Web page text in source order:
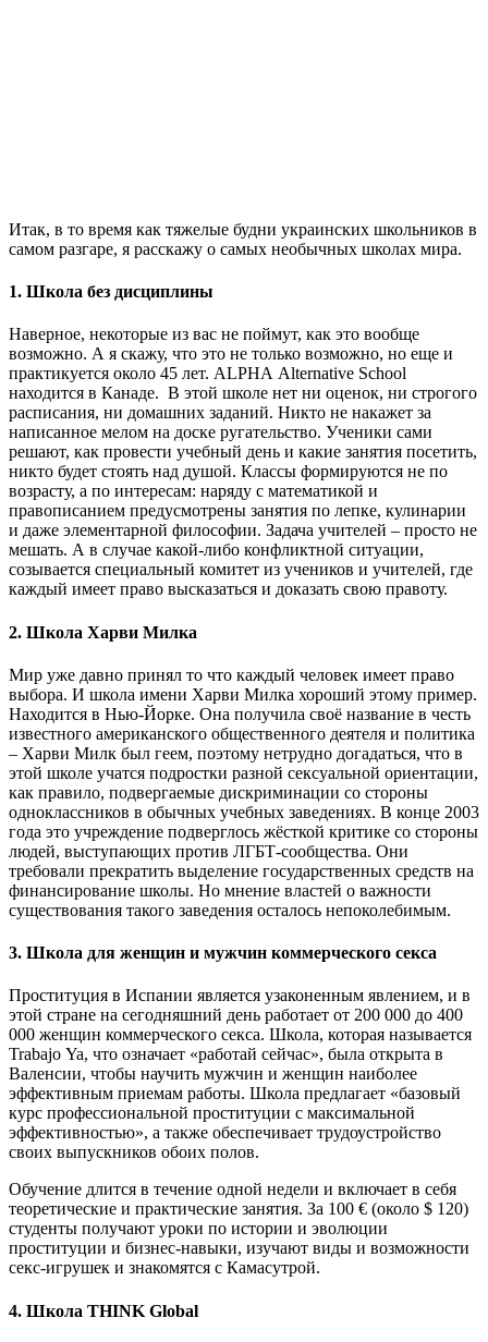
Итак, в то время как тяжелые будни украинских школьников в
самом разгаре, я расскажу о самых необычных школах мира.
1. Школа без дисциплины
Наверное, некоторые из вас не поймут, как это вообще
возможно. А я скажу, что это не только возможно, но еще и
практикуется около 45 лет. ALPHA Alternative School
находится в Канаде. В этой школе нет ни оценок, ни строгого
расписания, ни домашних заданий. Никто не накажет за
написанное мелом на доске ругательство. Ученики сами
решают, как провести учебный день и какие занятия посетить,
никто будет стоять над душой. Классы формируются не по
возрасту, а по интересам: наряду с математикой и
правописанием предусмотрены занятия по лепке, кулинарии
и даже элементарной философии. Задача учителей – просто не
мешать. А в случае какой-либо конфликтной ситуации,
созывается специальный комитет из учеников и учителей, где
каждый имеет право высказаться и доказать свою правоту.
2. Школа Харви Милка
Мир уже давно принял то что каждый человек имеет право
выбора. И школа имени Харви Милка хороший этому пример.
Находится в Нью-Йорке. Она получила своё название в честь
известного американского общественного деятеля и политика
– Харви Милк был геем, поэтому нетрудно догадаться, что в
этой школе учатся подростки разной сексуальной ориентации,
как правило, подвергаемые дискриминации со стороны
одноклассников в обычных учебных заведениях. В конце 2003
года это учреждение подверглось жёсткой критике со стороны
людей, выступающих против ЛГБТ-сообщества. Они
требовали прекратить выделение государственных средств на
финансирование школы. Но мнение властей о важности
существования такого заведения осталось непоколебимым.
3. Школа для женщин и мужчин коммерческого секса
Проституция в Испании является узаконенным явлением, и в
этой стране на сегодняшний день работает от 200 000 до 400
000 женщин коммерческого секса. Школа, которая называется
Trabajo Ya, что означает «работай сейчас», была открыта в
Валенсии, чтобы научить мужчин и женщин наиболее
эффективным приемам работы. Школа предлагает «базовый
курс профессиональной проституции с максимальной
эффективностью», а также обеспечивает трудоустройство
своих выпускников обоих полов.
Обучение длится в течение одной недели и включает в себя
теоретические и практические занятия. За 100 € (около $ 120)
студенты получают уроки по истории и эволюции
проституции и бизнес-навыки, изучают виды и возможности
секс-игрушек и знакомятся с Камасутрой.
4. Школа THINK Global